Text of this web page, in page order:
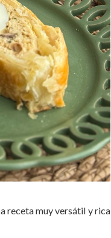
receta muy versátil y rica